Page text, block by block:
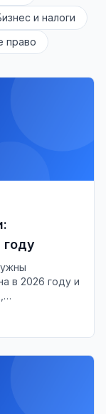
и налоги
право
году
в 2026 году и